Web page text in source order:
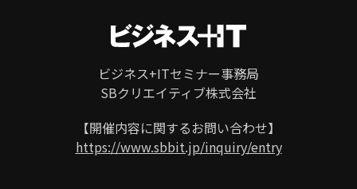
ビジネス+ITセミナー事務局
SBクリエイティブ株式会社
【開催内容に関するお問い合わせ】
https://www.sbbit.jp/inquiry/entry